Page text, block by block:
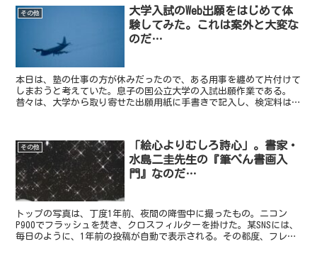
その他
大学入試のWeb出願をはじめて体
験してみた。これは案外と大変な
のだ…
本日は、塾の仕事の方が休みだったので、ある用事を纏めて片付けて
しまおうと考えていた。息子の国公立大学の入試出願作業である。
昔々は、大学から取り寄せた出願用紙に手書きで記入し、検定料は金
その他
「絵心よりむしろ詩心」。書家・
水島二圭先生の『筆ぺん書画入
門』なのだ…
トップの写真は、丁度1年前、夜間の降雪中に撮ったもの。ニコン
P900でフラッシュを焚き、クロスフィルターを掛けた。某SNSには、
毎日のように、1年前の投稿が自動で表示される。その都度、フレン